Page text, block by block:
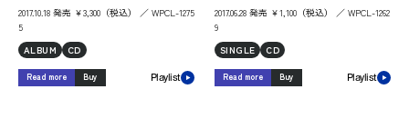
2017.10.18 発売 ￥3,300（税込） ／ WPCL-1275
5
ALBUM
CD
Read more Buy Playlist
2017.06.28 発売 ￥1,100（税込） ／ WPCL-1262
9
SINGLE
CD
Read more Buy Playlist